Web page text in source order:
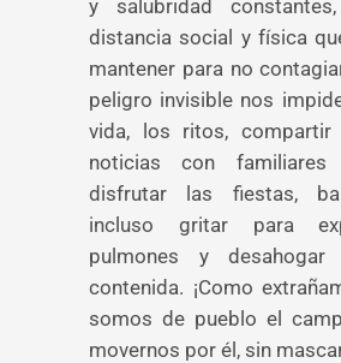
y salubridad
distancia social y física
mantener para no
peligro invisible nos
vida, los ritos, compartir
noticias con
disfrutar las fiestas,
incluso gritar para
pulmones y
contenida. ¡Como
somos de pueblo el
movernos por él, sin